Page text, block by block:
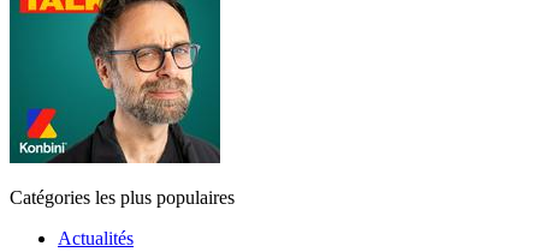
Catégories les plus populaires
Actualités